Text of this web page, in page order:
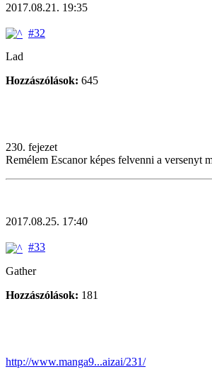
2017.08.21. 19:35
#32
Lad
Hozzászólások: 645
230. fejezet
Remélem Escanor képes felvenni a versenyt
2017.08.25. 17:40
#33
Gather
Hozzászólások: 181
http://www.manga9...aizai/231/